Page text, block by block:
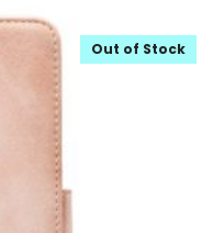
Out of Stock